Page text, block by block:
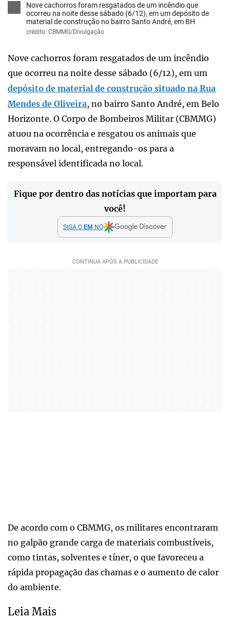
Nove cachorros foram resgatados de um incêndio que
ocorreu na noite desse sábado (6/12), em um depósito de
material de construção no bairro Santo André, em BH
crédito: CBMMG/Divulgação
Nove cachorros foram resgatados de um incêndio
que ocorreu na noite desse sábado (6/12), em um
depósito de material de construção situado na Rua
Mendes de Oliveira, no bairro Santo André, em Belo
Horizonte. O Corpo de Bombeiros Militar (CBMMG)
atuou na ocorrência e resgatou os animais que
moravam no local, entregando-os para a
responsável identificada no local.
Fique por dentro das notícias que importam para
você!
SIGA O EM NO
De acordo com o CBMMG, os militares encontraram
no galpão grande carga de materiais combustíveis,
como tintas, solventes e tíner, o que favoreceu a
rápida propagação das chamas e o aumento de calor
do ambiente.
Leia Mais